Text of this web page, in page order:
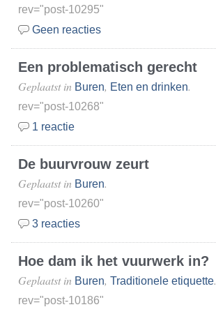
rev="post-10295"
Geen reacties
Een problematisch gerecht
Geplaatst in Buren, Eten en drinken.
rev="post-10268"
1 reactie
De buurvrouw zeurt
Geplaatst in Buren.
rev="post-10260"
3 reacties
Hoe dam ik het vuurwerk in?
Geplaatst in Buren, Traditionele etiquette.
rev="post-10186"